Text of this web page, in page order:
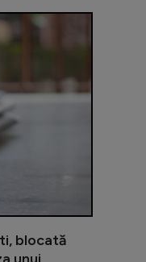
portal online
blocată
unui